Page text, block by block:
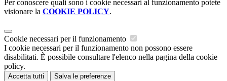
Per conoscere quali sono i cookie necessari al funzionamento potete
visionare la COOKIE POLICY.
Cookie necessari per il funzionamento
I cookie necessari per il funzionamento non possono essere
disabilitati. È possibile consultare l'elenco nella pagina della cookie
policy.
Accetta tutti Salva le preferenze